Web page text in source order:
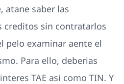
atane saber las
creditos sin contratarlos
pelo examinar aente el
Para ello, deberias
TAE asi­ como TIN. Y